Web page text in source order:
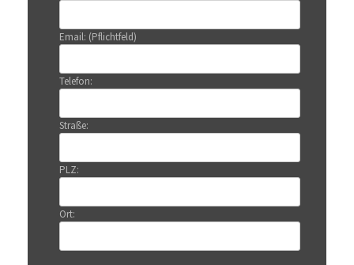
Email: (Pflichtfeld)
Telefon:
Straße:
PLZ:
Ort: